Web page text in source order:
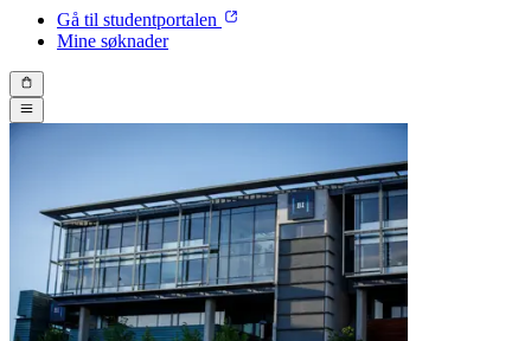
Gå til studentportalen
Mine søknader